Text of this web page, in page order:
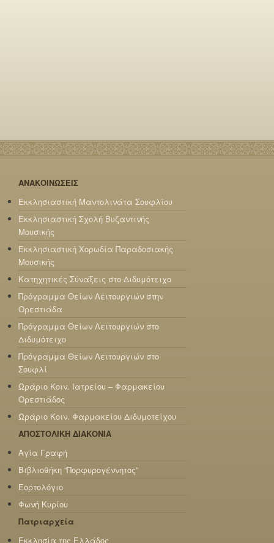
ΑΝΑΚΟΙΝΩΣΕΙΣ
Εκκλησιαστική Μαντολινάτα Σουφλίου
Εκκλησιαστική Σχολή Βυζαντινής
Μουσικής
Εκκλησιαστική Χορωδία Παραδοσιακής
Μουσικής
Κατηχητικές Σύναξεις στο Διδυμότειχο
Πρόγραμμα Θείων Λειτουργιών στην
Ορεστιάδα
Πρόγραμμα Θείων Λειτουργιών στο
Διδυμότειχο
Πρόγραμμα Θείων Λειτουργιών στο
Σουφλί
Ωράριο Κοιν. Ιατρείου – Φαρμακείου
Ορεστιάδος
Ωράριο Κοιν. Φαρμακείου Διδυμοτείχου
ΑΠΟΣΤΟΛΙΚΗ ΔΙΑΚΟΝΙΑ
Αγία Γραφή
Βιβλιοθήκη “Πορφυρογέννητος”
Εορτολόγιο
Φωνή Κυρίου
Πατριαρχεία
Εκκλησία της Ελλάδος